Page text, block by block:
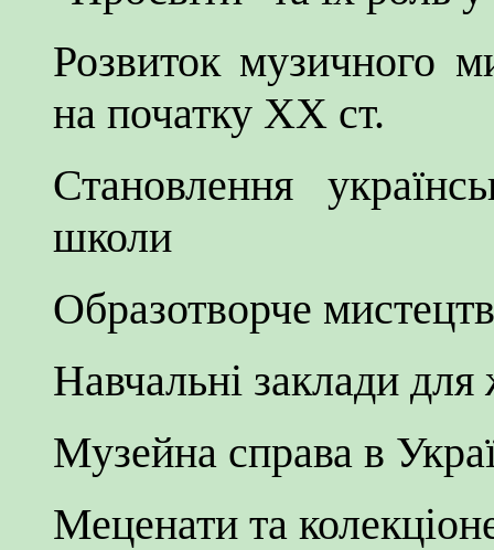
Розвиток музичного
на початку XX ст.
Становлення
школи
Образотворче
Навчальні заклади для
Музейна справа в
Меценати та